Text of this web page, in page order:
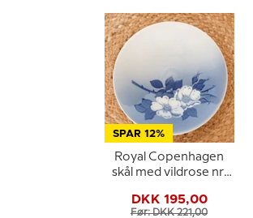
SPAR 12%
Royal Copenhagen
skål med vildrose nr.
DKK 195,00
Før: DKK 221,00